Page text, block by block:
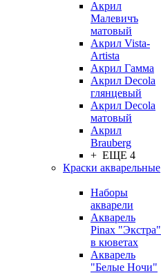
Акрил
Малевичъ
матовый
Акрил Vista-
Artista
Акрил Гамма
Акрил Decola
глянцевый
Акрил Decola
матовый
Акрил
Brauberg
+ ЕЩЕ 4
Краски акварельные
Наборы
акварели
Акварель
Pinax "Экстра"
в кюветах
Акварель
"Белые Ночи"